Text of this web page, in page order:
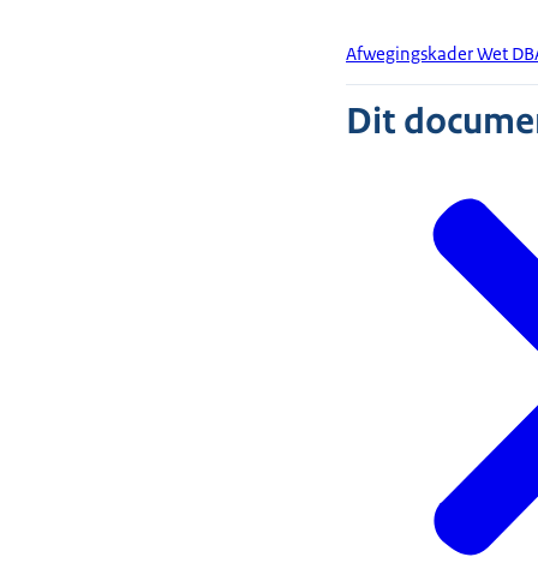
Afwegingskader Wet
Dit